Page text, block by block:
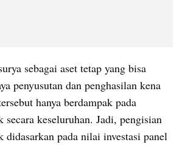
sebagai aset tetap yang bisa
penyusutan dan penghasilan kena
hanya berdampak pada
secara keseluruhan. Jadi, pengisian
didasarkan pada nilai investasi panel